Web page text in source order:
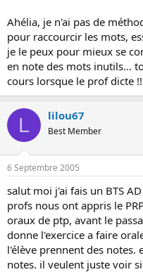
Ahélia, je n'ai pas de
pour raccourcir les mots,
je le peux pour mieux se
en note des mots inutils...
cours lorsque le prof dicte !!
L lilou67
Best Member
6 Septembre 2005
salut moi j'ai fais un BTS
profs nous ont appris le
oraux de ptp, avant le
donne l'exercice a faire
l'élève prennent des notes.
notes. il veulent juste voir